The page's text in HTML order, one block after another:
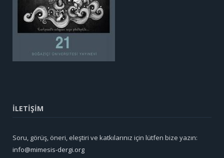
İLETİŞİM
Soru, görüş, öneri, eleştiri ve katkılarınız için lütfen bize yazın:
info@mimesis-dergi.org